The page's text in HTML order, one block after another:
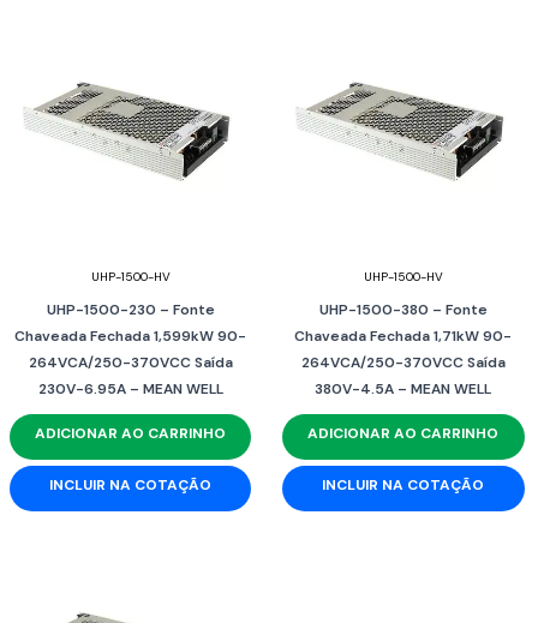
UHP-1500-HV
UHP-1500-230 – Fonte
Chaveada Fechada 1,599kW 90-
264VCA/250-370VCC Saída
230V-6.95A – MEAN WELL
ADICIONAR AO CARRINHO
INCLUIR NA COTAÇÃO
UHP-1500-HV
UHP-1500-380 – Fonte
Chaveada Fechada 1,71kW 90-
264VCA/250-370VCC Saída
380V-4.5A – MEAN WELL
ADICIONAR AO CARRINHO
INCLUIR NA COTAÇÃO